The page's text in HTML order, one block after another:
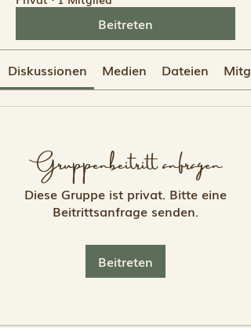
Beitreten
Diskussionen Medien Dateien
Gruppenbeitritt anfragen
Diese Gruppe ist privat. Bitte eine
Beitrittsanfrage senden.
Beitreten